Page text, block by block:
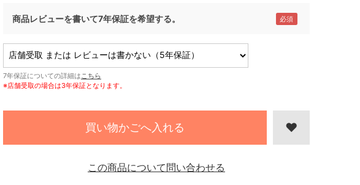
商品レビューを書いて7年保証を希望する。
7年保証についての詳細はこちら
※店舗受取の場合は3年保証となります。
買い物かごへ入れる
この商品について問い合わせる